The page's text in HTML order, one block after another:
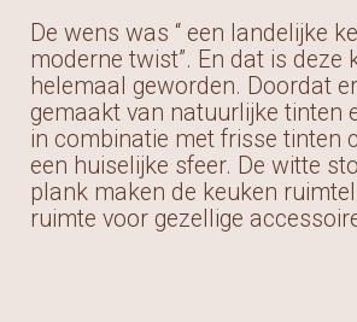
De wens was “ een landelijke
moderne twist”. En dat is deze
helemaal geworden. Doordat
gemaakt van natuurlijke tinten
in combinatie met frisse tinten
een huiselijke sfeer. De witte
plank maken de keuken
ruimte voor gezellige